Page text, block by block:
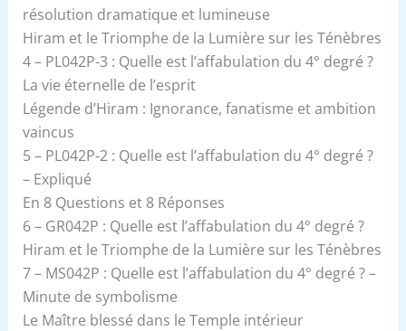
résolution dramatique et lumineuse
Hiram et le Triomphe de la Lumière sur les Ténèbres
4 – PL042P-3 : Quelle est l’affabulation du 4° degré ?
La vie éternelle de l’esprit
Légende d’Hiram : Ignorance, fanatisme et ambition
vaincus
5 – PL042P-2 : Quelle est l’affabulation du 4° degré ?
– Expliqué
En 8 Questions et 8 Réponses
6 – GR042P : Quelle est l’affabulation du 4° degré ?
Hiram et le Triomphe de la Lumière sur les Ténèbres
7 – MS042P : Quelle est l’affabulation du 4° degré ? –
Minute de symbolisme
Le Maître blessé dans le Temple intérieur